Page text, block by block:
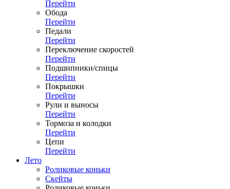
Перейти
Обода
Перейти
Педали
Перейти
Переключение скоростей
Перейти
Подшипники/спицы
Перейти
Покрышки
Перейти
Рули и выносы
Перейти
Тормоза и колодки
Перейти
Цепи
Перейти
Лето
Роликовые коньки
Скейты